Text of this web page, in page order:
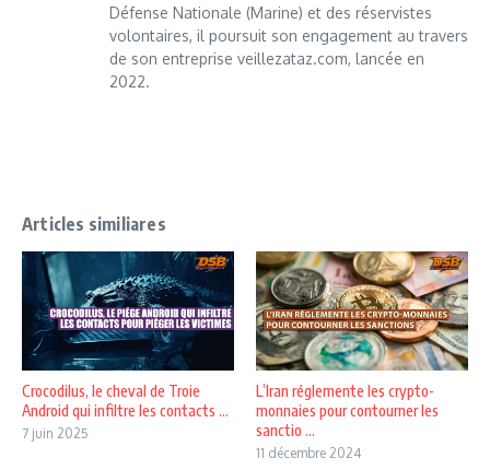
Défense Nationale (Marine) et des réservistes
volontaires, il poursuit son engagement au travers
de son entreprise veillezataz.com, lancée en
2022.
Articles similiares
Crocodilus, le cheval de Troie
Android qui infiltre les contacts ...
7 juin 2025
L’Iran réglemente les crypto-
monnaies pour contourner les
sanctio ...
11 décembre 2024